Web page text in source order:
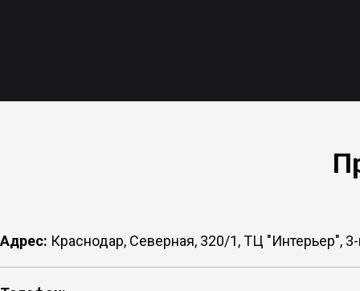
Адрес: Краснодар, Северная, 320/1, ТЦ "Интерьер",